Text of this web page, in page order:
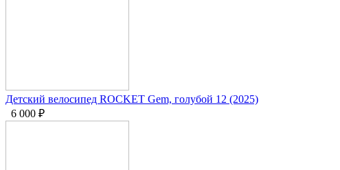
Детский велосипед ROCKET Gem, голубой 12 (2025)
6 000 ₽